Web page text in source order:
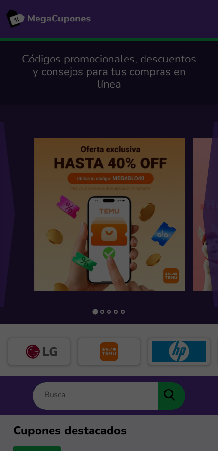
Códigos promocionales, descuentos
y consejos para tus compras en
línea
Cupones destacados